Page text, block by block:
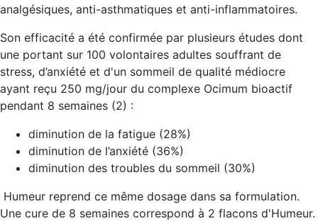
analgésiques, anti-asthmatiques et anti-inflammatoires.
Son efficacité a été confirmée par plusieurs études dont
une portant sur 100 volontaires adultes souffrant de
stress, d’anxiété et d'un sommeil de qualité médiocre
ayant reçu 250 mg/jour du complexe Ocimum bioactif
pendant 8 semaines (2) :
diminution de la fatigue (28%)
diminution de l’anxiété (36%)
diminution des troubles du sommeil (30%)
Humeur reprend ce même dosage dans sa formulation.
Une cure de 8 semaines correspond à 2 flacons d'Humeur.